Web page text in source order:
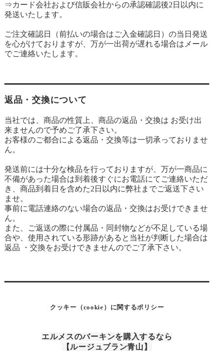
⇒カード会社および信販会社からの承認確認後2日以内に
発送いたします。
ご注文確認日（前払いの場合はご入金確認日）の当日発送
を心がけておりますが、万が一出荷が遅れる場合はメール
でご連絡いたします。
返品・交換について
当社では、商品の性質上、商品の返品・交換は お受け出
来ませんので予めご了承下さい。
お客様のご都合による返品・交換等は一切承っておりませ
ん。
発送前には十分な検品を行っておりますが、万が一商品に
不備があった場合は到着後すぐにお電話にてご連絡いただ
き、商品到着日を含めた2日以内に弊社までご返送下さい
ませ。
事前に電話連絡のない場合の返品・交換はお受けできませ
ん。
また、ご返送の際に付属品・同封物などが不足している場
合や、使用されている形跡があると当社が判断した場合は
返品 ・交換をお受けできませんのでご了承下さい。
クッキー（cookie）に関するポリシー
エルメスのバーキンを購入するなら
【ルージュブラン青山】